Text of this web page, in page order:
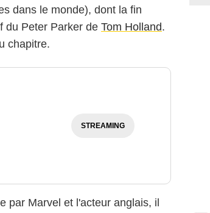
dans le monde), dont la fin
du Peter Parker de Tom Holland.
chapitre.
STREAMING
par Marvel et l'acteur anglais, il